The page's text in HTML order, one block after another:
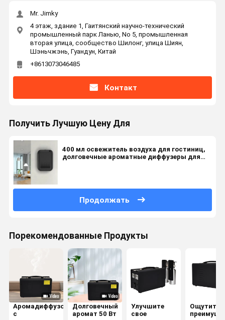
Mr. Jimky
4 этаж, здание 1, Гаитянский научно-технический
промышленный парк Ланью, No 5, промышленная
вторая улица, сообщество Шилонг, улица Шиян,
Шэньчжэнь, Гуандун, Китай
+8613073046485
Контакт
Получить Лучшую Цену Для
400 мл освежитель воздуха для гостиниц,
долговечные ароматные диффузеры для
Продолжать
Порекомендованные Продукты
Аромадиффузоры
с
Долговечный
аромат 50 Вт
Улучшите
свое
Ощутите